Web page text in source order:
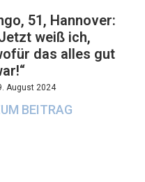
51, Hannover:
weiß ich,
das alles gut
August 2024
BEITRAG